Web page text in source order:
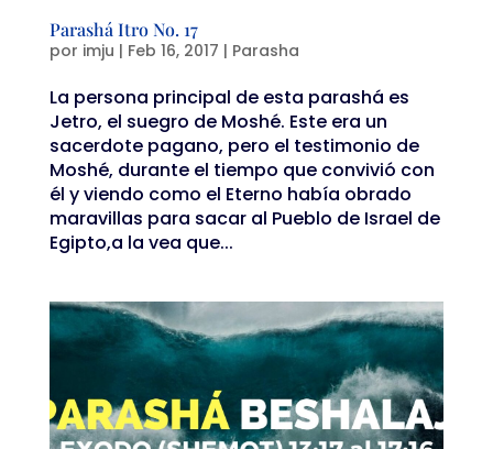
Parashá Itro No. 17
por imju | Feb 16, 2017 | Parasha
La persona principal de esta parashá es
Jetro, el suegro de Moshé. Este era un
sacerdote pagano, pero el testimonio de
Moshé, durante el tiempo que convivió con
él y viendo como el Eterno había obrado
maravillas para sacar al Pueblo de Israel de
Egipto,a la vea que...